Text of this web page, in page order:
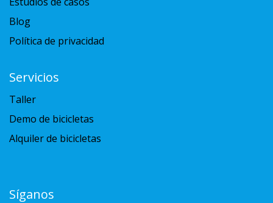
Blog
Política de privacidad
Servicios
Taller
Demo de bicicletas
Alquiler de bicicletas
Síganos